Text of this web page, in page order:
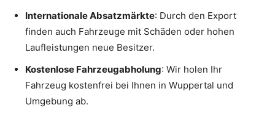
Internationale Absatzmärkte: Durch den Export
finden auch Fahrzeuge mit Schäden oder hohen
Laufleistungen neue Besitzer.
Kostenlose Fahrzeugabholung: Wir holen Ihr
Fahrzeug kostenfrei bei Ihnen in Wuppertal und
Umgebung ab.